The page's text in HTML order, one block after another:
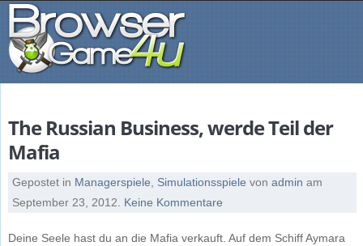
The Russian Business, werde Teil der
Mafia
Gepostet in Managerspiele Simulationsspiele von admin am
September 23, 2012 . Keine Kommentare
Deine Seele hast du an die Mafia verkauft. Auf dem Schiff Aymara